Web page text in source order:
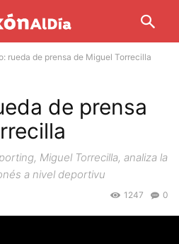
rueda de prensa de Miguel Torrecilla
de prensa
Miguel Torrecilla, analiza la
a nivel deportivu
0
1247